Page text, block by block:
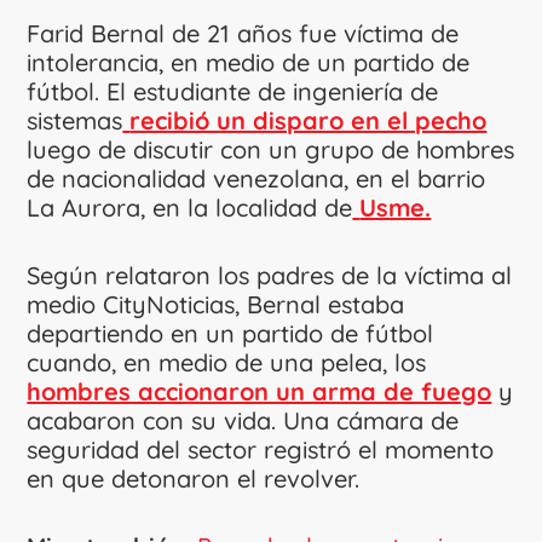
Farid Bernal de 21 años fue víctima de
intolerancia, en medio de un partido de
fútbol. El estudiante de ingeniería de
sistemas recibió un disparo en el pecho
luego de discutir con un grupo de hombres
de nacionalidad venezolana, en el barrio
La Aurora, en la localidad de Usme.
Según relataron los padres de la víctima al
medio CityNoticias, Bernal estaba
departiendo en un partido de fútbol
cuando, en medio de una pelea, los
hombres accionaron un arma de fuego y
acabaron con su vida. Una cámara de
seguridad del sector registró el momento
en que detonaron el revolver.